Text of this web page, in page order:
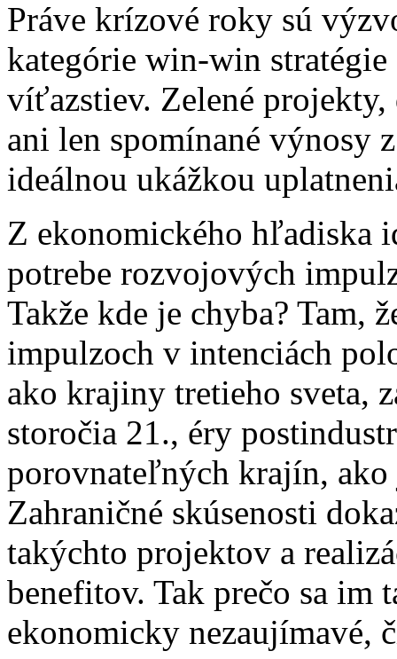
Práve krízové roky sú
kategórie win-win
víťazstiev. Zelené
ani len spomínané výnosy
ideálnou ukážkou
Z ekonomického hľadiska
potrebe rozvojových
Takže kde je chyba? Tam,
impulzoch v intenciách
ako krajiny tretieho sveta,
storočia 21., éry
porovnateľných krajín,
Zahraničné skúsenosti
takýchto projektov a
benefitov. Tak prečo sa im
ekonomicky nezaujímavé,